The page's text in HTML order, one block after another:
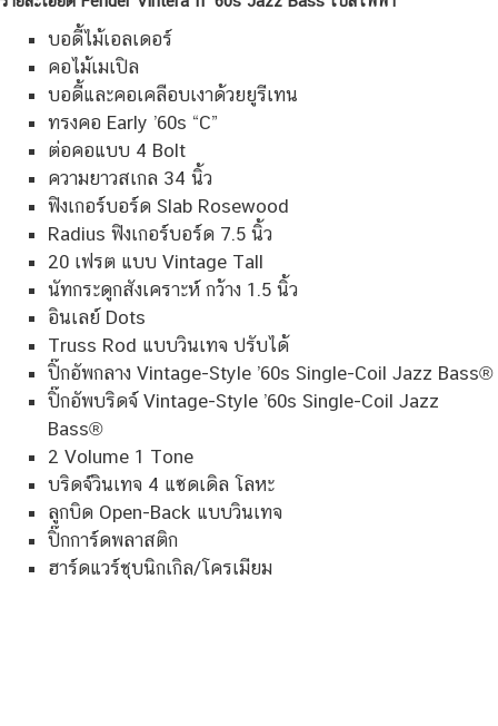
บอดี้ไม้เอลเดอร์
คอไม้เมเปิล
บอดี้และคอเคลือบเงาด้วยยูรีเทน
ทรงคอ Early ’60s “C”
ต่อคอแบบ 4 Bolt
ความยาวสเกล 34 นิ้ว
ฟิงเกอร์บอร์ด Slab Rosewood
Radius ฟิงเกอร์บอร์ด 7.5 นิ้ว
20 เฟรต แบบ Vintage Tall
นัทกระดูกสังเคราะห์ กว้าง 1.5 นิ้ว
อินเลย์ Dots
Truss Rod แบบวินเทจ ปรับได้
ปิ๊กอัพกลาง Vintage-Style ’60s Single-Coil Jazz Bass®
ปิ๊กอัพบริดจ์ Vintage-Style ’60s Single-Coil Jazz
Bass®
2 Volume 1 Tone
บริดจ์วินเทจ 4 แซดเดิล โลหะ
ลูกบิด Open-Back แบบวินเทจ
ปิ๊กการ์ดพลาสติก
ฮาร์ดแวร์ชุบนิกเกิล/โครเมียม